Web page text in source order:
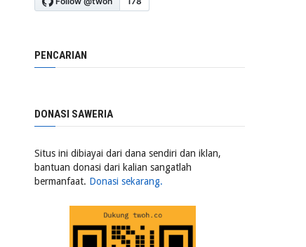
PENCARIAN
DONASI SAWERIA
Situs ini dibiayai dari dana sendiri dan iklan,
bantuan donasi dari kalian sangatlah
bermanfaat. Donasi sekarang.